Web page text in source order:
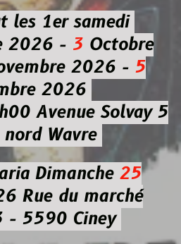
les 1er samedi
2026 - 3Octobre
2026 - 5
2026
Avenue Solvay 5
Wavre
Dimanche 25
Rue du marché
- 5590 Ciney